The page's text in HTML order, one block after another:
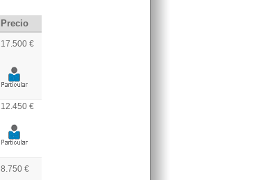
Precio
17.500 €
12.450 €
8.750 €